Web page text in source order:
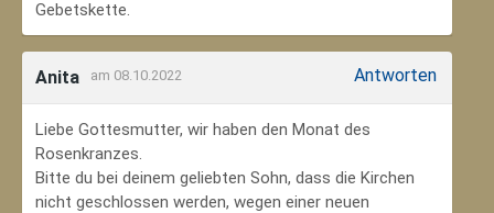
Gebetskette.
Anita am 08.10.2022 Antworten
Liebe Gottesmutter, wir haben den Monat des
Rosenkranzes.
Bitte du bei deinem geliebten Sohn, dass die Kirchen
nicht geschlossen werden, wegen einer neuen